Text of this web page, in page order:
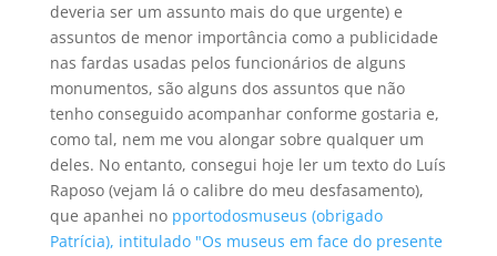
deveria ser um assunto mais do que urgente) e
assuntos de menor importância como a publicidade
nas fardas usadas pelos funcionários de alguns
monumentos, são alguns dos assuntos que não
tenho conseguido acompanhar conforme gostaria e,
como tal, nem me vou alongar sobre qualquer um
deles. No entanto, consegui hoje ler um texto do Luís
Raposo (vejam lá o calibre do meu desfasamento),
que apanhei no pportodosmuseus (obrigado
Patrícia), intitulado "Os museus em face do presente